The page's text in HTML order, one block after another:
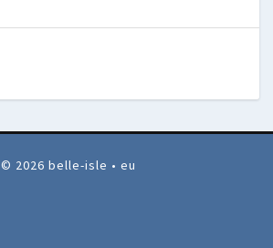
© 2026 belle-isle • eu